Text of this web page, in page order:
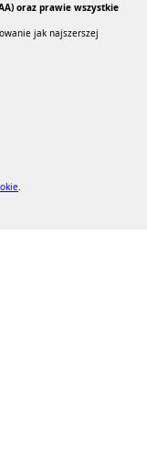
oraz prawie wszystkie
jak najszerszej
.